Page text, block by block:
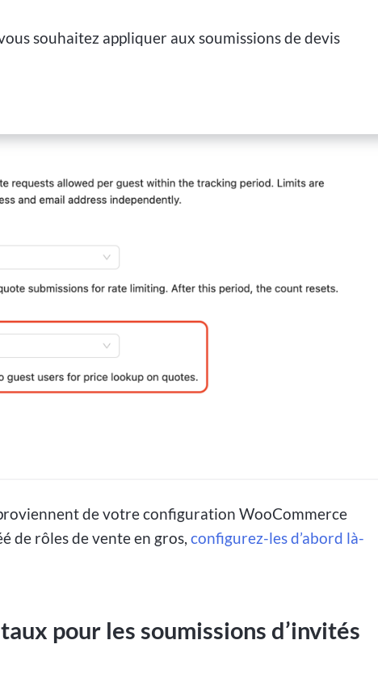
souhaitez appliquer aux soumissions de devis
de votre configuration WooCommerce
de rôles de vente en gros,configurez-les d’abord là-
pour les soumissions d’invités